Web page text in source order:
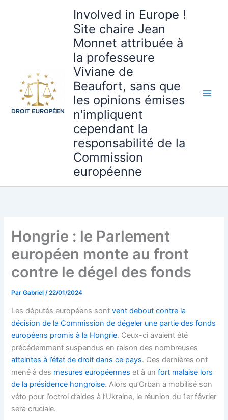
Involved in Europe !
Site chaire Jean
Monnet attribuée à
la professeure
Viviane de
Beaufort, sans que
les opinions émises
n'impliquent
cependant la
responsabilité de la
Commission
européenne
Hongrie : le Parlement
européen monte au front
contre le dégel des fonds
ParGabriel/22/01/2024
Les députés européens sontvent debout contre la
décision de la Commission de dégeler une partie des fonds
européens promis à la Hongrie. Ceux-ci avaient été
précédemment suspendus en raison des nombreuses
atteintes à l’état de droit dans ce pays. Ces dernières ont
mené à des mesures européenneset à unfort malaise lors
de la présidence hongroise. Alors qu’Orban a mobilisé son
véto pour l’octroi d’aides à l’Ukraine, le réunion du 1er février
sera cruciale.